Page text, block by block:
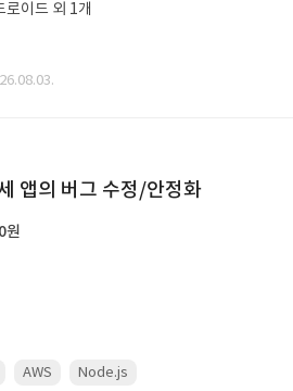
로이드 외 1개
앱의 버그 수정/안정화
원
AWS Node.js